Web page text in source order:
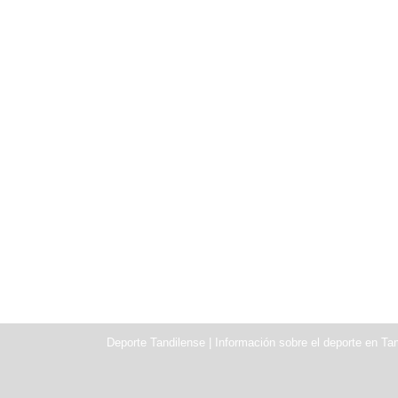
Deporte Tandilense | Información sobre el deporte en